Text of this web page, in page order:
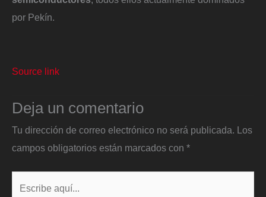
por Pekín.
Source link
Deja un comentario
Tu dirección de correo electrónico no será publicada. Los
campos obligatorios están marcados con *